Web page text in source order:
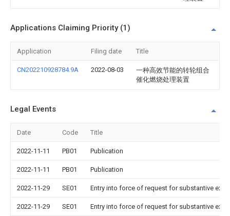
Applications Claiming Priority (1)
Application Filing date Title
CN202210928784.9A 2022-08-03
一种高效节能的转轮组合
催化燃烧处理装置
Legal Events
Date Code Title
2022-11-11 PB01 Publication
2022-11-11 PB01 Publication
2022-11-29 SE01 Entry into force of request for substantive
2022-11-29 SE01 Entry into force of request for substantive